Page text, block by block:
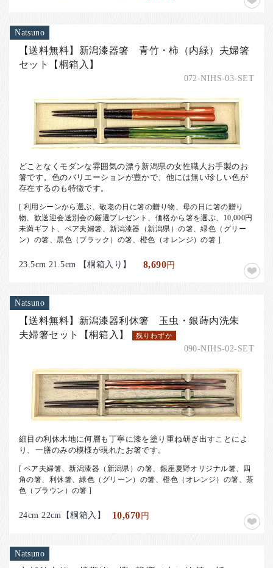
Natsuno
【送料無料】新潟漆器箸 青竹・柿（内緑）夫婦箸
セット【桐箱入】
072-NIHS-03-SET
どことなくモダンな雰囲気の漂う新潟県の女性職人お手製のお
箸です。色のバリエーションが豊かで、他には無い珍しい色が
存在するのも特徴です。
[ 利用シーンから選ぶ、敬老の日に箸の贈り物、母の日に箸の贈り
物、歓送迎会送別会の厳選プレゼント、価格から箸を選ぶ、10,000円
未満ギフト、ペア夫婦箸、新潟漆器（新潟県）の箸、緑色（グリー
ン）の箸、黒色（ブラック）の箸、橙色（オレンジ）の箸 ]
23.5cm 21.5cm 【桐箱入り】 8,690円
Natsuno
【送料無料】新潟漆器利休箸 玉虫・銀蒔内洗朱
夫婦箸セット【桐箱入】
残りわずか
090-NIHS-02-SET
細目の利休木地に何層も丁寧に漆を塗り重ね研ぎ出すことによ
り、一膳のみの模様が現れたお箸です。
[ ペア夫婦箸、新潟漆器（新潟県）の箸、銀座夏野オリジナル箸、四
角の箸、利休箸、緑色（グリーン）の箸、橙色（オレンジ）の箸、茶
色（ブラウン）の箸 ]
24cm 22cm【桐箱入】 10,670円
Natsuno